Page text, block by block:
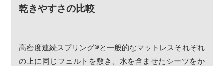
乾きやすさの比較
高密度連続スプリング®と一般的なマットレスそれぞれ
の上に同じフェルトを敷き、水を含ませたシーツをか